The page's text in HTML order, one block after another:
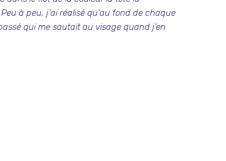
à peu, j’ai réalisé qu’au fond de chaque
qui me sautait au visage quand j’en